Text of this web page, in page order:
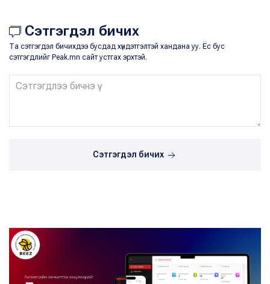
Сэтгэгдэл бичих
Та сэтгэгдэл бичихдээ бусдад хүндэтгэлтэй хандана уу. Ёс бус
сэтгэгдлийг Peak.mn сайт устгах эрхтэй.
Сэтгэгдэл бичих